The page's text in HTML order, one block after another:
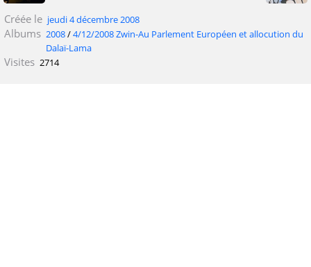
Créée le jeudi 4 décembre 2008
Albums 2008/4/12/2008 Zwin-Au Parlement Européen et allocution du
Dalaï-Lama
Visites 2714